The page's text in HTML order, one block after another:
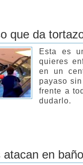
que da
Esta es
quieres
en un
payaso
frente a
dudarlo.
atacan en